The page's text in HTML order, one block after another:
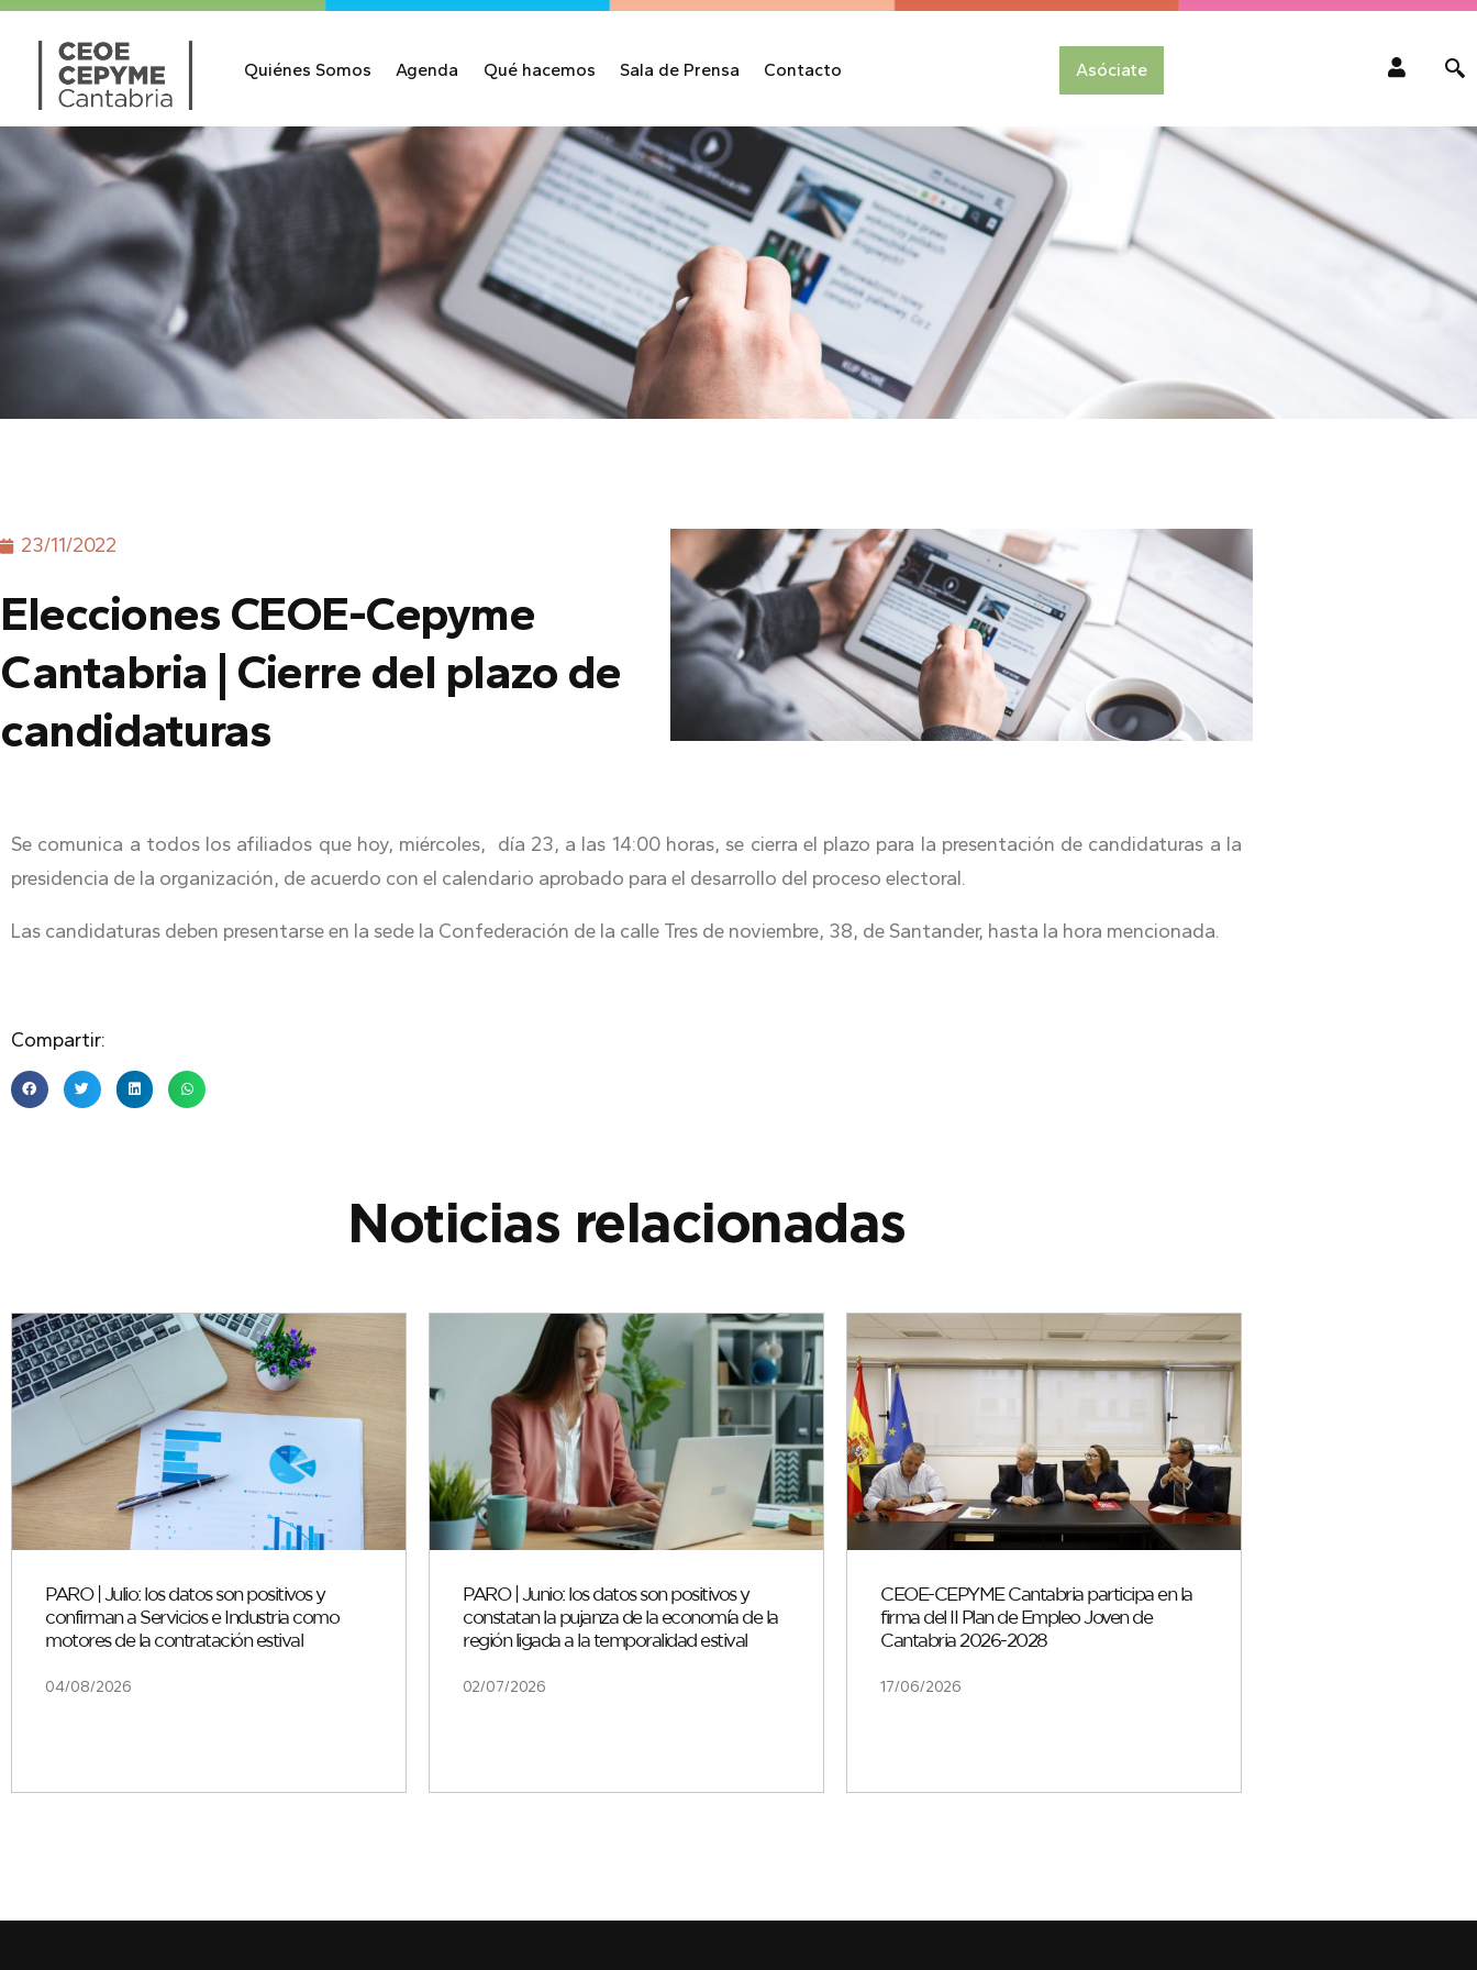
Quiénes Somos Agenda Qué hacemos Sala de Prensa Contacto Asóciate
23/11/2022
Elecciones CEOE-Cepyme
Cantabria | Cierre del plazo de
candidaturas
Se comunica a todos los afiliados que hoy, miércoles, día 23, a las 14:00 horas, se cierra el plazo para la presentación de candidaturas a la
presidencia de la organización, de acuerdo con el calendario aprobado para el desarrollo del proceso electoral.
Las candidaturas deben presentarse en la sede la Confederación de la calle Tres de noviembre, 38, de Santander, hasta la hora mencionada.
Compartir:
Noticias relacionadas
PARO | Julio: los datos son positivos y
confirman a Servicios e Industria como
motores de la contratación estival
04/08/2026
PARO | Junio: los datos son positivos y
constatan la pujanza de la economía de la
región ligada a la temporalidad estival
02/07/2026
CEOE-CEPYME Cantabria participa en la
firma del II Plan de Empleo Joven de
Cantabria 2026-2028
17/06/2026